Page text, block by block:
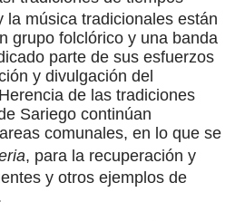
la música tradicionales están
grupo folclórico y una banda
parte de sus esfuerzos
y divulgación del
de las tradiciones
Sariego continúan
comunales, en lo que se
, para la recuperación y
y otros ejemplos de